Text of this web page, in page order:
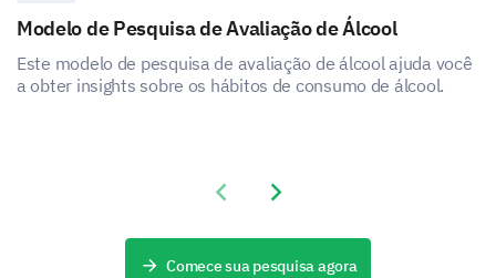
Modelo de Pesquisa de Avaliação de Álcool
Este modelo de pesquisa de avaliação de álcool ajuda você
a obter insights sobre os hábitos de consumo de álcool.
Previous slide
Next slide
Comece sua pesquisa agora